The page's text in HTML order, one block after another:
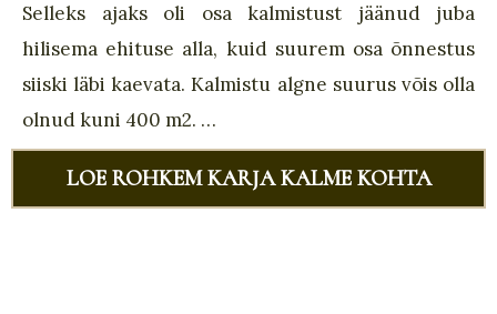
Selleks ajaks oli osa kalmistust jäänud juba
hilisema ehituse alla, kuid suurem osa õnnestus
siiski läbi kaevata. Kalmistu algne suurus võis olla
olnud kuni 400 m2. …
LOE ROHKEM KARJA KALME KOHTA